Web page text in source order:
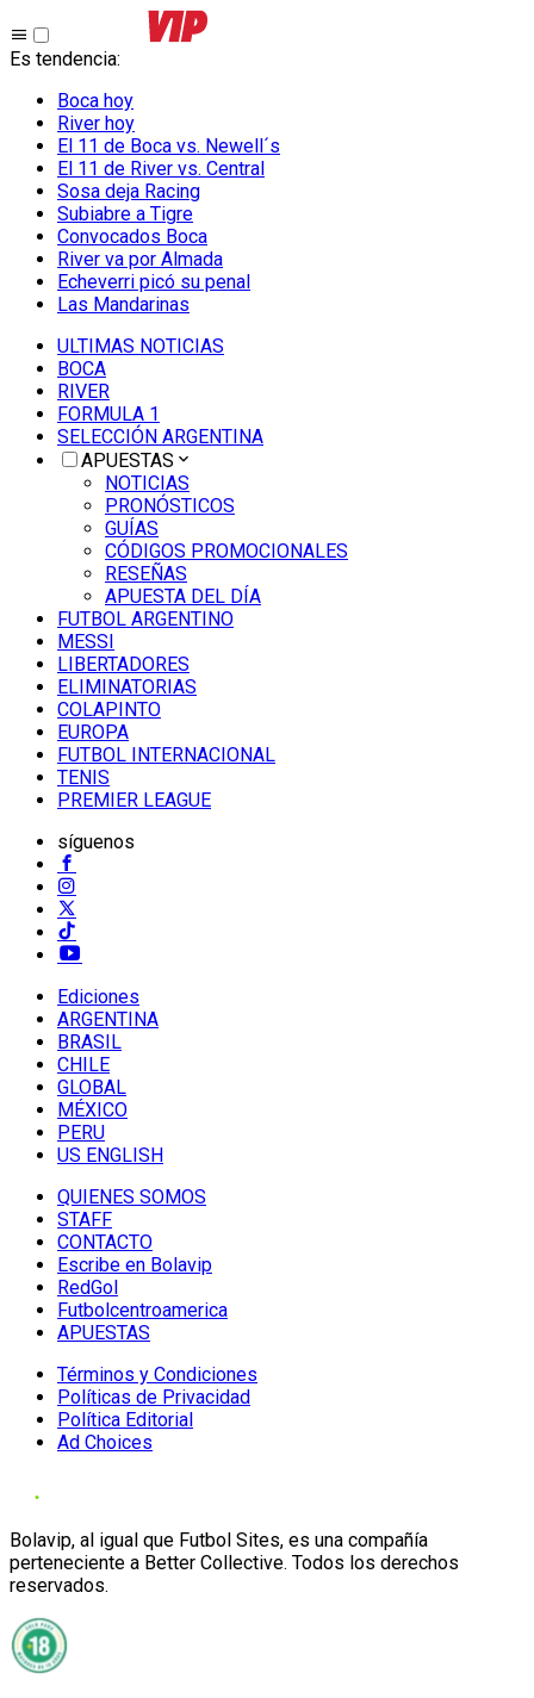
Es tendencia:
Boca hoy
River hoy
El 11 de Boca vs. Newell´s
El 11 de River vs. Central
Sosa deja Racing
Subiabre a Tigre
Convocados Boca
River va por Almada
Echeverri picó su penal
Las Mandarinas
ULTIMAS NOTICIAS
BOCA
RIVER
FORMULA 1
SELECCIÓN ARGENTINA
APUESTAS
NOTICIAS
PRONÓSTICOS
GUÍAS
CÓDIGOS PROMOCIONALES
RESEÑAS
APUESTA DEL DÍA
FUTBOL ARGENTINO
MESSI
LIBERTADORES
ELIMINATORIAS
COLAPINTO
EUROPA
FUTBOL INTERNACIONAL
TENIS
PREMIER LEAGUE
síguenos
Ediciones
ARGENTINA
BRASIL
CHILE
GLOBAL
MÉXICO
PERU
US ENGLISH
QUIENES SOMOS
STAFF
CONTACTO
Escribe en Bolavip
RedGol
Futbolcentroamerica
APUESTAS
Términos y Condiciones
Políticas de Privacidad
Política Editorial
Ad Choices
Bolavip, al igual que Futbol Sites, es una compañía
perteneciente a Better Collective. Todos los derechos
reservados.